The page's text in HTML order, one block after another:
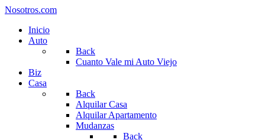
Nosotros.com
Inicio
Auto
Back
Cuanto Vale mi Auto Viejo
Biz
Casa
Back
Alquilar Casa
Alquilar Apartamento
Mudanzas
Back